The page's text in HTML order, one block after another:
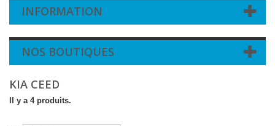
INFORMATION
NOS BOUTIQUES
KIA CEED
Il y a 4 produits.